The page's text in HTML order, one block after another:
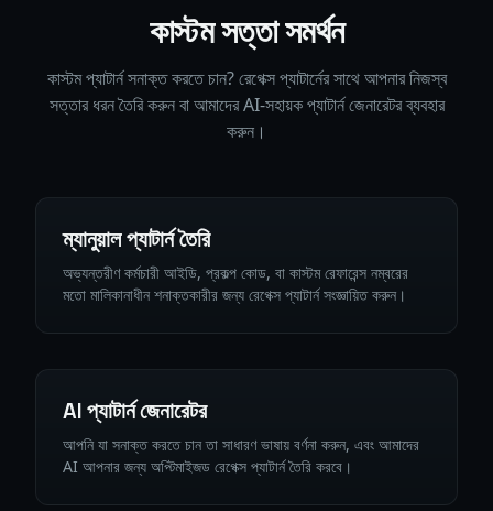
কাস্টম সত্তা সমর্থন
কাস্টম প্যাটার্ন সনাক্ত করতে চান? রেগেক্স প্যাটার্নের সাথে আপনার নিজস্ব
সত্তার ধরন তৈরি করুন বা আমাদের AI-সহায়ক প্যাটার্ন জেনারেটর ব্যবহার
করুন।
ম্যানুয়াল প্যাটার্ন তৈরি
অভ্যন্তরীণ কর্মচারী আইডি, প্রকল্প কোড, বা কাস্টম রেফারেন্স নম্বরের
মতো মালিকানাধীন শনাক্তকারীর জন্য রেগেক্স প্যাটার্ন সংজ্ঞায়িত করুন।
AI প্যাটার্ন জেনারেটর
আপনি যা সনাক্ত করতে চান তা সাধারণ ভাষায় বর্ণনা করুন, এবং আমাদের
AI আপনার জন্য অপ্টিমাইজড রেগেক্স প্যাটার্ন তৈরি করবে।